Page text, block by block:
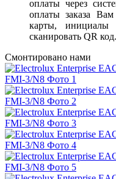
оплаты через
оплаты заказа
карты, инициалы
сканировать QR код.
Смонтировано нами